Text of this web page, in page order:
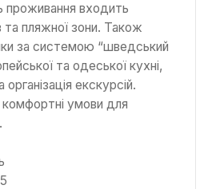
проживання входить
та пляжної зони. Також
за системою “шведський
та одеської кухні,
екскурсій.
комфортні умови для